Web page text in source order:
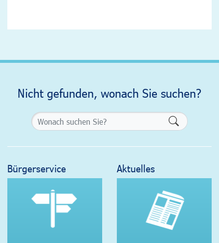
Nicht gefunden, wonach Sie suchen?
Bürgerservice Aktuelles